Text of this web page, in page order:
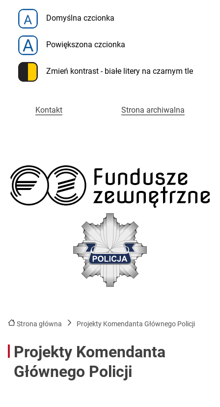
Fundusze
Zewnętrzne
Policji
szybkiego
dostępu
Kontakt Strona archiwalna
Domyślna czcionka
Powiększona czcionka
Zmień kontrast - białe litery na czarnym tle
Strona główna Projekty Komendanta Głównego Policji
Projekty Komendanta
Głównego Policji